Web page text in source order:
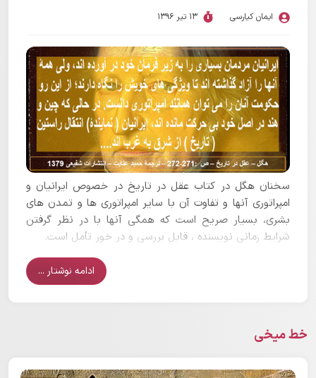
ایمان کیارسی 13 تیر 1396
سخنان هگل در کتاب عقل در تاریخ در خصوص ایرانیان و
امپراتوری آنها و تفاوت آن با سایر امپراتوری ها و تمدن های
بشری، بسیار صریح است که همگی آنها با در نظر گرفتن
شرایط زمانی نویسنده ، قابل بررسی و در خور تأمل است.
ادامه نوشتار ...
خط میخی